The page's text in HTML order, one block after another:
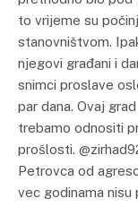
to vrijeme su
stanovništvom.
njegovi građani i
snimci proslave
par dana. Ovaj
trebamo odnositi
prošlosti.
Petrovca od
vec godinama